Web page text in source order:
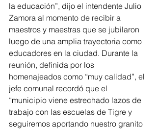
la educación”, dijo el intendente Julio
Zamora al momento de recibir a
maestros y maestras que se jubilaron
luego de una amplia trayectoria como
educadores en la ciudad. Durante la
reunión, definida por los
homenajeados como “muy calidad”, el
jefe comunal recordó que el
“municipio viene estrechado lazos de
trabajo con las escuelas de Tigre y
seguiremos aportando nuestro granito